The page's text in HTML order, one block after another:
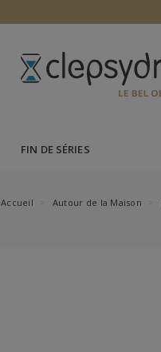
FIN DE SÉRIES
Accueil Autour de la Maison